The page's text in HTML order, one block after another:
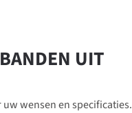
UIT
wensen en specificaties.